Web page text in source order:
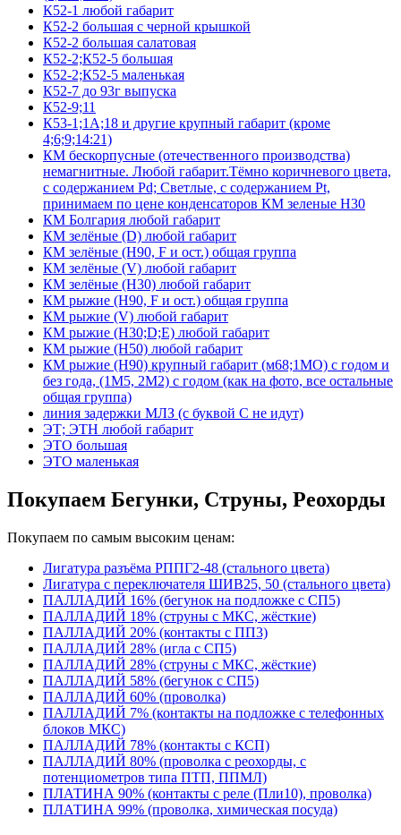
К52-1 любой габарит
К52-2 большая с черной крышкой
К52-2 большая салатовая
К52-2;К52-5 большая
К52-2;К52-5 маленькая
К52-7 до 93г выпуска
К52-9;11
К53-1;1А;18 и другие крупный габарит (кроме
4;6;9;14:21)
КМ бескорпусные (отечественного производства)
немагнитные. Любой габарит.Тёмно коричневого цвета,
с содержанием Pd; Светлые, с содержанием Pt,
принимаем по цене конденсаторов КМ зеленые Н30
КМ Болгария любой габарит
КМ зелёные (D) любой габарит
КМ зелёные (H90, F и ост.) общая группа
КМ зелёные (V) любой габарит
КМ зелёные (Н30) любой габарит
КМ рыжие (H90, F и ост.) общая группа
КМ рыжие (V) любой габарит
КМ рыжие (Н30;D;E) любой габарит
КМ рыжие (Н50) любой габарит
КМ рыжие (Н90) крупный габарит (м68;1МО) с годом и
без года, (1М5, 2М2) с годом (как на фото, все остальные
общая группа)
линия задержки МЛЗ (с буквой С не идут)
ЭТ; ЭТН любой габарит
ЭТО большая
ЭТО маленькая
Покупаем Бегунки, Струны, Реохорды
Покупаем по самым высоким ценам:
Лигатура разъёма РППГ2-48 (стального цвета)
Лигатура с переключателя ШИВ25, 50 (стального цвета)
ПАЛЛАДИЙ 16% (бегунок на подложке с СП5)
ПАЛЛАДИЙ 18% (струны с МКС, жёсткие)
ПАЛЛАДИЙ 20% (контакты с ПП3)
ПАЛЛАДИЙ 28% (игла с СП5)
ПАЛЛАДИЙ 28% (струны с МКС, жёсткие)
ПАЛЛАДИЙ 58% (бегунок с СП5)
ПАЛЛАДИЙ 60% (проволка)
ПАЛЛАДИЙ 7% (контакты на подложке с телефонных
блоков МКС)
ПАЛЛАДИЙ 78% (контакты с КСП)
ПАЛЛАДИЙ 80% (проволка с реохорды, с
потенциометров типа ПТП, ППМЛ)
ПЛАТИНА 90% (контакты с реле (Пли10), проволка)
ПЛАТИНА 99% (проволка, химическая посуда)